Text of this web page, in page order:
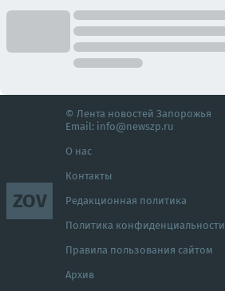
ZOV
© Лента новостей Запорожья
Email: info@newszp.ru
О нас
Контакты
Редакционная политика
Политика конфиденциальности
Правила пользования сайтом
Архив